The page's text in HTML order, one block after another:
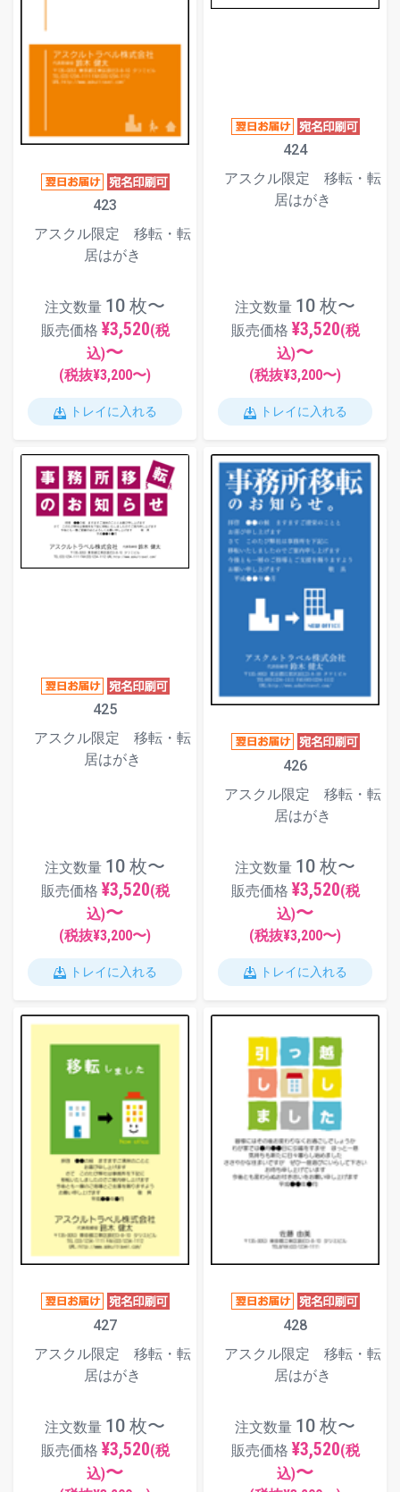
423
アスクル限定 移転・転
居はがき
注文数量 10 枚〜
販売価格 ¥3,520(税
込)〜
(税抜¥3,200〜)
トレイに入れる
424
アスクル限定 移転・転
居はがき
注文数量 10 枚〜
販売価格 ¥3,520(税
込)〜
(税抜¥3,200〜)
トレイに入れる
425
アスクル限定 移転・転
居はがき
注文数量 10 枚〜
販売価格 ¥3,520(税
込)〜
(税抜¥3,200〜)
トレイに入れる
426
アスクル限定 移転・転
居はがき
注文数量 10 枚〜
販売価格 ¥3,520(税
込)〜
(税抜¥3,200〜)
トレイに入れる
427
アスクル限定 移転・転
居はがき
注文数量 10 枚〜
販売価格 ¥3,520(税
込)〜
428
アスクル限定 移転・転
居はがき
注文数量 10 枚〜
販売価格 ¥3,520(税
込)〜